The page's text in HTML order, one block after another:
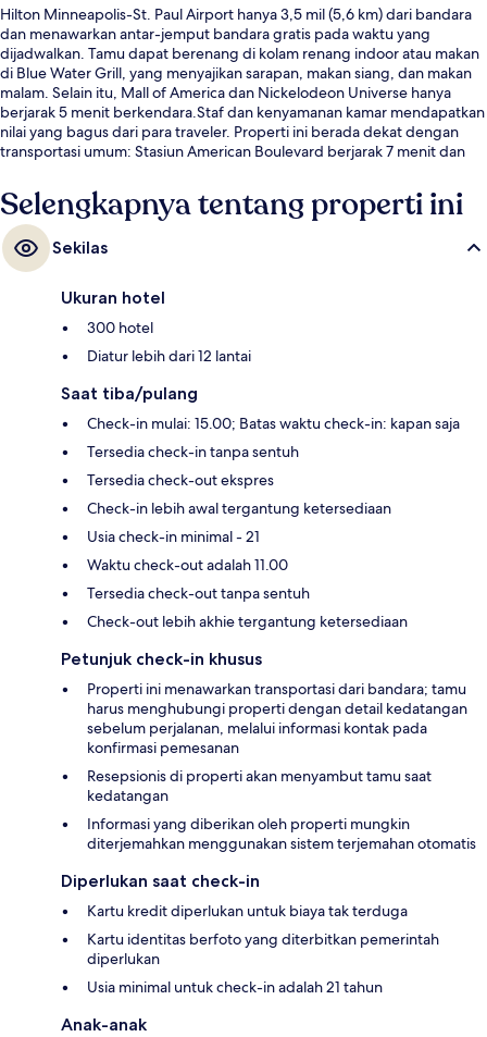
Hilton Minneapolis-St. Paul Airport hanya 3,5 mil (5,6 km) dari bandara
dan menawarkan antar-jemput bandara gratis pada waktu yang
dijadwalkan. Tamu dapat berenang di kolam renang indoor atau makan
di Blue Water Grill, yang menyajikan sarapan, makan siang, dan makan
malam. Selain itu, Mall of America dan Nickelodeon Universe hanya
berjarak 5 menit berkendara.Staf dan kenyamanan kamar mendapatkan
nilai yang bagus dari para traveler. Properti ini berada dekat dengan
transportasi umum: Stasiun American Boulevard berjarak 7 menit dan
Selengkapnya tentang properti ini
Sekilas
Ukuran hotel
300 hotel
Diatur lebih dari 12 lantai
Saat tiba/pulang
Check-in mulai: 15.00; Batas waktu check-in: kapan saja
Tersedia check-in tanpa sentuh
Tersedia check-out ekspres
Check-in lebih awal tergantung ketersediaan
Usia check-in minimal - 21
Waktu check-out adalah 11.00
Tersedia check-out tanpa sentuh
Check-out lebih akhie tergantung ketersediaan
Petunjuk check-in khusus
Properti ini menawarkan transportasi dari bandara; tamu
harus menghubungi properti dengan detail kedatangan
sebelum perjalanan, melalui informasi kontak pada
konfirmasi pemesanan
Resepsionis di properti akan menyambut tamu saat
kedatangan
Informasi yang diberikan oleh properti mungkin
diterjemahkan menggunakan sistem terjemahan otomatis
Diperlukan saat check-in
Kartu kredit diperlukan untuk biaya tak terduga
Kartu identitas berfoto yang diterbitkan pemerintah
diperlukan
Usia minimal untuk check-in adalah 21 tahun
Anak-anak